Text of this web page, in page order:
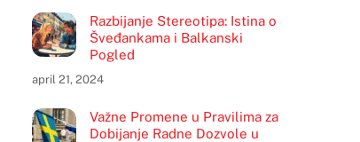
Razbijanje Stereotipa: Istina o
Šveđankama i Balkanski
Pogled
april 21, 2024
Važne Promene u Pravilima za
Dobijanje Radne Dozvole u